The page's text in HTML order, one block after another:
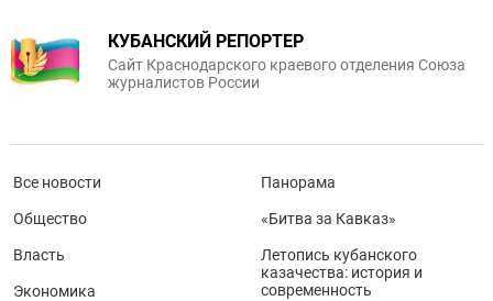
КУБАНСКИЙ РЕПОРТЕР
Сайт Краснодарского краевого отделения Союза
журналистов России
Все новости
Общество
Власть
Экономика
Панорама
«Битва за Кавказ»
Летопись кубанского
казачества: история и
современность